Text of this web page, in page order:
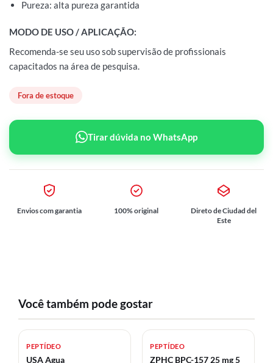
Pureza: alta pureza garantida
MODO DE USO / APLICAÇÃO:
Recomenda-se seu uso sob supervisão de profissionais
capacitados na área de pesquisa.
Fora de estoque
Tirar dúvida no WhatsApp
Envios com garantia 100% original
Direto de Ciudad del
Este
Você também pode gostar
PEPTÍDEO
USA Agua
PEPTÍDEO
ZPHC BPC-157 25 mg 5